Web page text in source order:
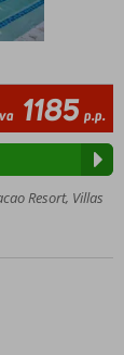
va 1185 p.p.
Resort, Villas